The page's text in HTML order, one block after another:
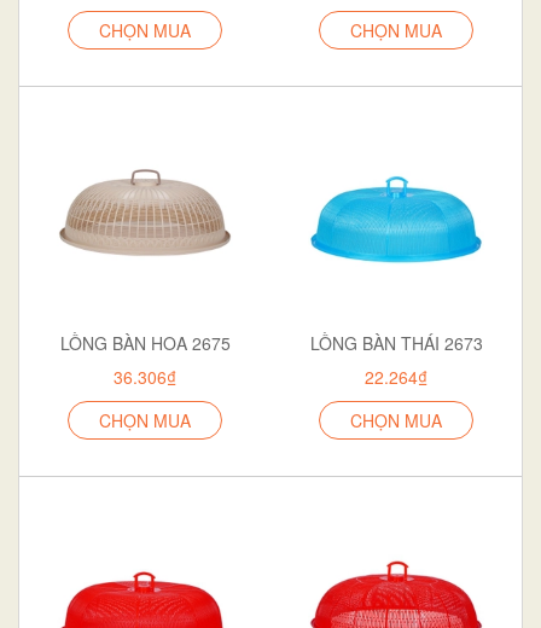
CHỌN MUA
CHỌN MUA
LỒNG BÀN HOA 2675
36.306₫
CHỌN MUA
LỒNG BÀN THÁI 2673
22.264₫
CHỌN MUA